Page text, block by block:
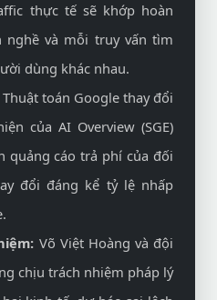
thực tế sẽ khớp hoàn
nghề và mỗi truy vấn tìm
dùng khác nhau.
Thuật toán Google thay đổi
của AI Overview (SGE)
quảng cáo trả phí của đối
đổi đáng kể tỷ lệ nhấp
Võ Việt Hoàng và đội
chịu trách nhiệm pháp lý